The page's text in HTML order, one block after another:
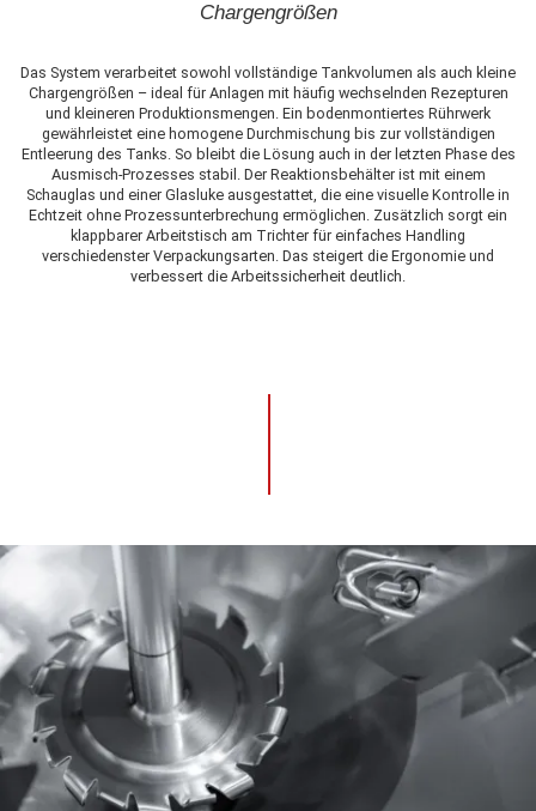
Chargengrößen
Das System verarbeitet sowohl vollständige Tankvolumen als auch kleine
Chargengrößen – ideal für Anlagen mit häufig wechselnden Rezepturen
und kleineren Produktionsmengen. Ein bodenmontiertes Rührwerk
gewährleistet eine homogene Durchmischung bis zur vollständigen
Entleerung des Tanks. So bleibt die Lösung auch in der letzten Phase des
Ausmisch-Prozesses stabil. Der Reaktionsbehälter ist mit einem
Schauglas und einer Glasluke ausgestattet, die eine visuelle Kontrolle in
Echtzeit ohne Prozessunterbrechung ermöglichen. Zusätzlich sorgt ein
klappbarer Arbeitstisch am Trichter für einfaches Handling
verschiedenster Verpackungsarten. Das steigert die Ergonomie und
verbessert die Arbeitssicherheit deutlich.